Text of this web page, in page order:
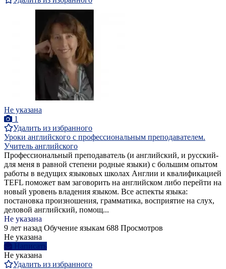
Не указана
1
Удалить из избранного
Уроки английского с профессиональным преподавателем.
Учитель английского
Профессиональный преподаватель (и английский, и русский-
для меня в равной степени родные языки) с большим опытом
работы в ведущих языковых школах Англии и квалификацией
TEFL поможет вам заговорить на английском либо перейти на
новый уровень владения языком. Все аспекты языка:
постановка произношения, грамматика, восприятие на слух,
деловой английский, помощ...
Не указана
9 лет назад Обучение языкам 688 Просмотров
Не указана
Написать
Не указана
Удалить из избранного